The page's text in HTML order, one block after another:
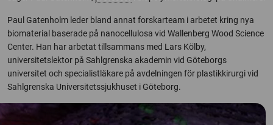
Paul Gatenholm leder bland annat forskarteam i arbetet kring nya
biomaterial baserade på nanocellulosa vid Wallenberg Wood Science
Center. Han har arbetat tillsammans med Lars Kölby,
universitetslektor på Sahlgrenska akademin vid Göteborgs
universitet och specialistläkare på avdelningen för plastikkirurgi vid
Sahlgrenska Universitetssjukhuset i Göteborg.